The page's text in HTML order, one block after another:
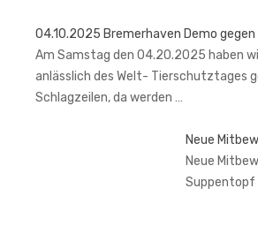
04.10.2025 Bremerhaven Demo gegen
Am Samstag den 04.20.2025 haben
anlässlich des Welt- Tierschutztages
Schlagzeilen, da werden …
Neue
Neue
Suppentopf